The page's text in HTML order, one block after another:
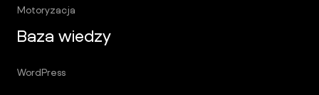
Motoryzacja
Baza wiedzy
WordPress